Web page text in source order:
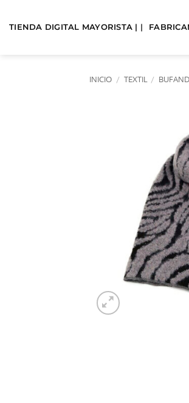
TIENDA DIGITAL MAYORISTA | |
INICIO / TEXTIL /